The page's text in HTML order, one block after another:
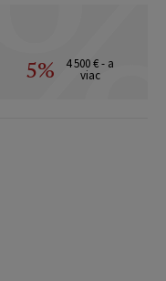
5% 4 500 € - a
viac